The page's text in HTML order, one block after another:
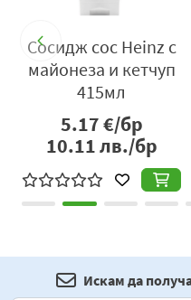
Сосидж сос Heinz с
майонеза и кетчуп
415мл
5.17€/бр
10.11лв./бр
Искам да